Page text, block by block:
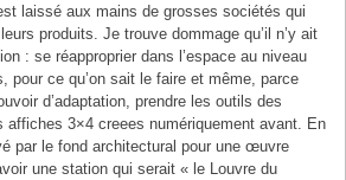
laissé aux mains de grosses sociétés qui
produits. Je trouve dommage qu’il n’y ait
: se réapproprier dans l’espace au niveau
pour ce qu’on sait le faire et même, parce
d’adaptation, prendre les outils des
affiches 3×4 creees numériquement avant. En
par le fond architectural pour une œuvre
une station qui serait « le Louvre du